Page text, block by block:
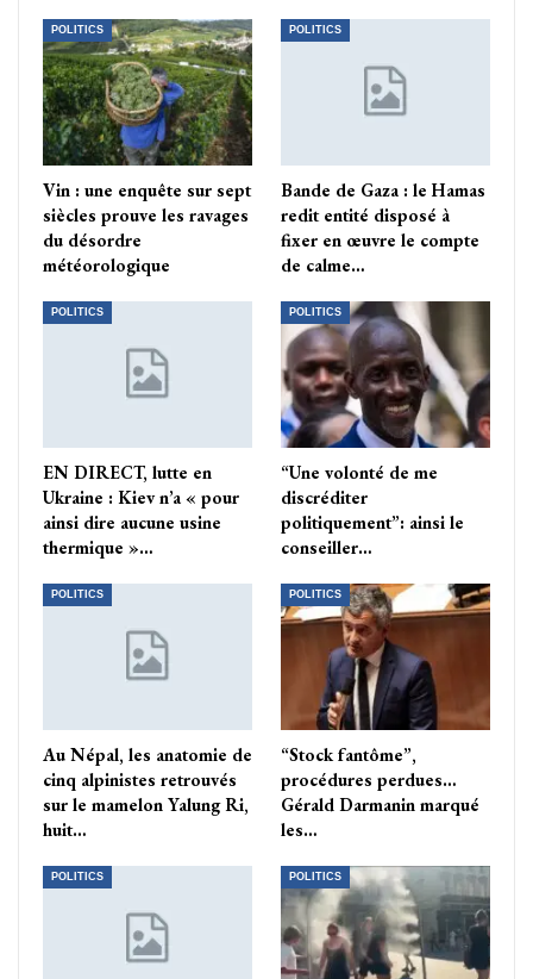
POLITICS
Vin : une enquête sur sept
siècles prouve les ravages
du désordre
météorologique
POLITICS
Bande de Gaza : le Hamas
redit entité disposé à
fixer en œuvre le compte
de calme…
POLITICS
EN DIRECT, lutte en
Ukraine : Kiev n’a « pour
ainsi dire aucune usine
thermique »…
POLITICS
“Une volonté de me
discréditer
politiquement”: ainsi le
conseiller…
POLITICS
Au Népal, les anatomie de
cinq alpinistes retrouvés
sur le mamelon Yalung Ri,
huit…
POLITICS
“Stock fantôme”,
procédures perdues…
Gérald Darmanin marqué
les…
POLITICS POLITICS